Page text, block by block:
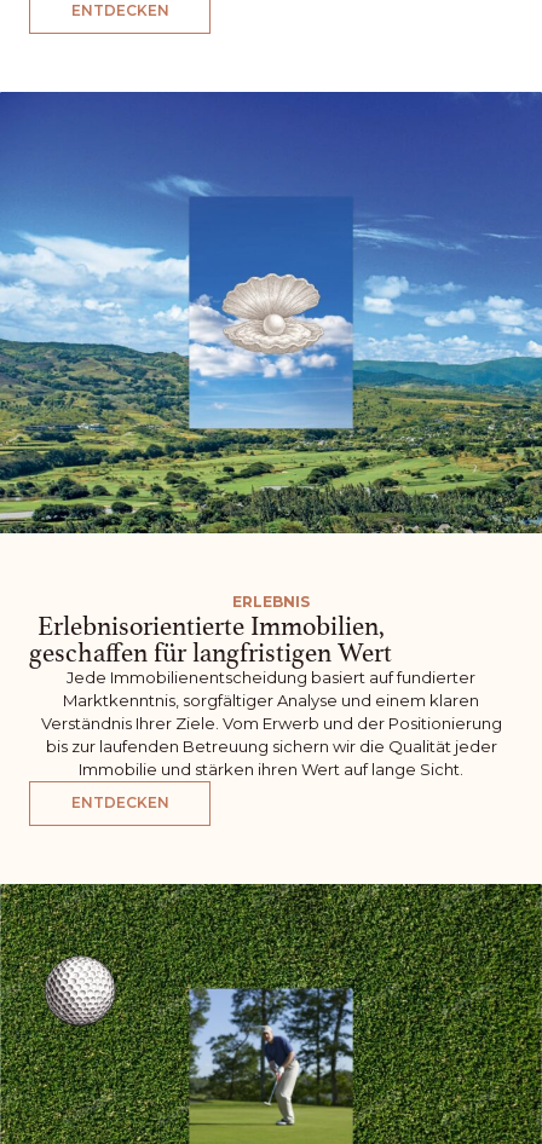
ENTDECKEN
ERLEBNIS
Erlebnisorientierte Immobilien,
geschaffen für langfristigen Wert
Jede Immobilienentscheidung basiert auf fundierter
Marktkenntnis, sorgfältiger Analyse und einem klaren
Verständnis Ihrer Ziele. Vom Erwerb und der Positionierung
bis zur laufenden Betreuung sichern wir die Qualität jeder
Immobilie und stärken ihren Wert auf lange Sicht.
ENTDECKEN